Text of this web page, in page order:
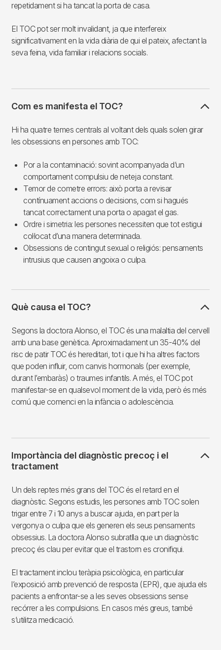
repetidament si ha tancat la porta de casa.
El TOC pot ser molt invalidant, ja que interfereix
significativament en la vida diària de qui el pateix, afectant la
seva feina, vida familiar i relacions socials.
Com es manifesta el TOC?
Hi ha quatre temes centrals al voltant dels quals solen girar
les obsessions en persones amb TOC:
Por a la contaminació: sovint acompanyada d’un
comportament compulsiu de neteja constant.
Temor de cometre errors: això porta a revisar
contínuament accions o decisions, com si hagués
tancat correctament una porta o apagat el gas.
Ordre i simetria: les persones necessiten que tot estigui
col·locat d’una manera determinada.
Obsessions de contingut sexual o religiós: pensaments
intrusius que causen angoixa o culpa.
Què causa el TOC?
Segons la doctora Alonso, el TOC és una malaltia del cervell
amb una base genètica. Aproximadament un 35-40% del
risc de patir TOC és hereditari, tot i que hi ha altres factors
que poden influir, com canvis hormonals (per exemple,
durant l’embaràs) o traumes infantils. A més, el TOC pot
manifestar-se en qualsevol moment de la vida, però és més
comú que comenci en la infància o adolescència.
Importància del diagnòstic precoç i el
tractament
Un dels reptes més grans del TOC és el retard en el
diagnòstic. Segons estudis, les persones amb TOC solen
trigar entre 7 i 10 anys a buscar ajuda, en part per la
vergonya o culpa que els generen els seus pensaments
obsessius. La doctora Alonso subratlla que un diagnòstic
precoç és clau per evitar que el trastorn es cronifiqui.
El tractament inclou teràpia psicològica, en particular
l’exposició amb prevenció de resposta (EPR), que ajuda els
pacients a enfrontar-se a les seves obsessions sense
recórrer a les compulsions. En casos més greus, també
s’utilitza medicació.